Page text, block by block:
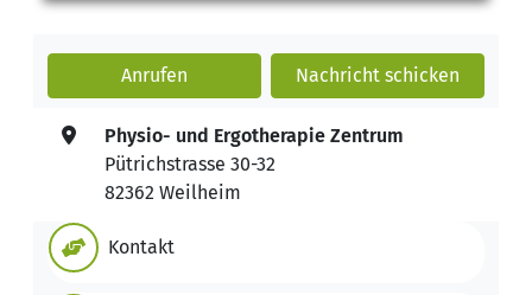
Anrufen Nachricht schicken
Physio- und Ergotherapie Zentrum
Pütrichstrasse 30-32
82362 Weilheim
Kontakt